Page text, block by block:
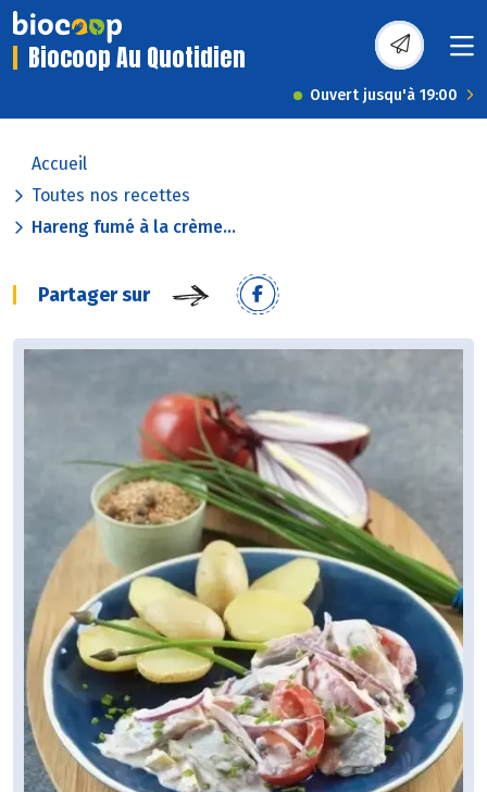
Biocoop Au Quotidien
Ouvert jusqu'à 19:00
Accueil
Toutes nos recettes
Hareng fumé à la crème...
Partager sur